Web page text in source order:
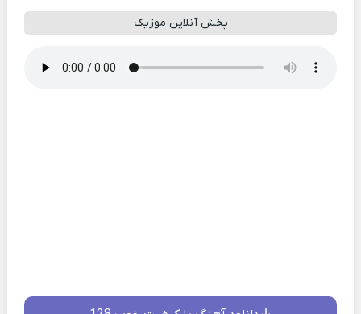
پخش آنلاین موزیک